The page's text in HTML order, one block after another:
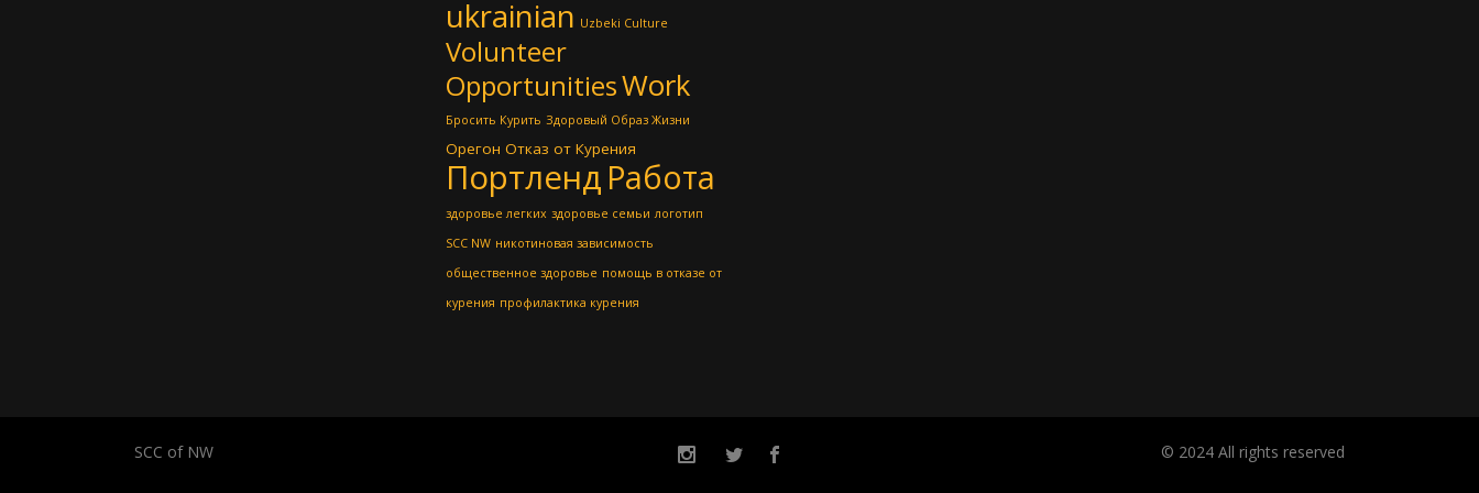
ukrainian Uzbeki Culture
Volunteer
OpportunitiesWork
Бросить Курить Здоровый Образ Жизни
Орегон Отказ от Курения
Портленд Работа
здоровье легких здоровье семьи логотип
SCC NW никотиновая зависимость
общественное здоровье помощь в отказе от
курения профилактика курения
SCC of NW © 2024 All rights reserved